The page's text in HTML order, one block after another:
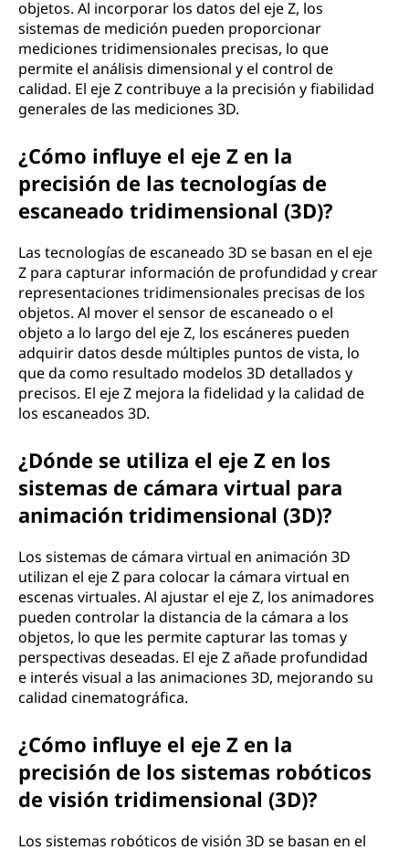
objetos. Al incorporar los datos del eje Z, los
sistemas de medición pueden proporcionar
mediciones tridimensionales precisas, lo que
permite el análisis dimensional y el control de
calidad. El eje Z contribuye a la precisión y fiabilidad
generales de las mediciones 3D.
¿Cómo influye el eje Z en la
precisión de las tecnologías de
escaneado tridimensional (3D)?
Las tecnologías de escaneado 3D se basan en el eje
Z para capturar información de profundidad y crear
representaciones tridimensionales precisas de los
objetos. Al mover el sensor de escaneado o el
objeto a lo largo del eje Z, los escáneres pueden
adquirir datos desde múltiples puntos de vista, lo
que da como resultado modelos 3D detallados y
precisos. El eje Z mejora la fidelidad y la calidad de
los escaneados 3D.
¿Dónde se utiliza el eje Z en los
sistemas de cámara virtual para
animación tridimensional (3D)?
Los sistemas de cámara virtual en animación 3D
utilizan el eje Z para colocar la cámara virtual en
escenas virtuales. Al ajustar el eje Z, los animadores
pueden controlar la distancia de la cámara a los
objetos, lo que les permite capturar las tomas y
perspectivas deseadas. El eje Z añade profundidad
e interés visual a las animaciones 3D, mejorando su
calidad cinematográfica.
¿Cómo influye el eje Z en la
precisión de los sistemas robóticos
de visión tridimensional (3D)?
Los sistemas robóticos de visión 3D se basan en el